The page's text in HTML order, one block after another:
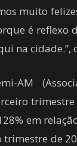
muito
é reflexo
na cidade.”,
AM
em
trimestre de